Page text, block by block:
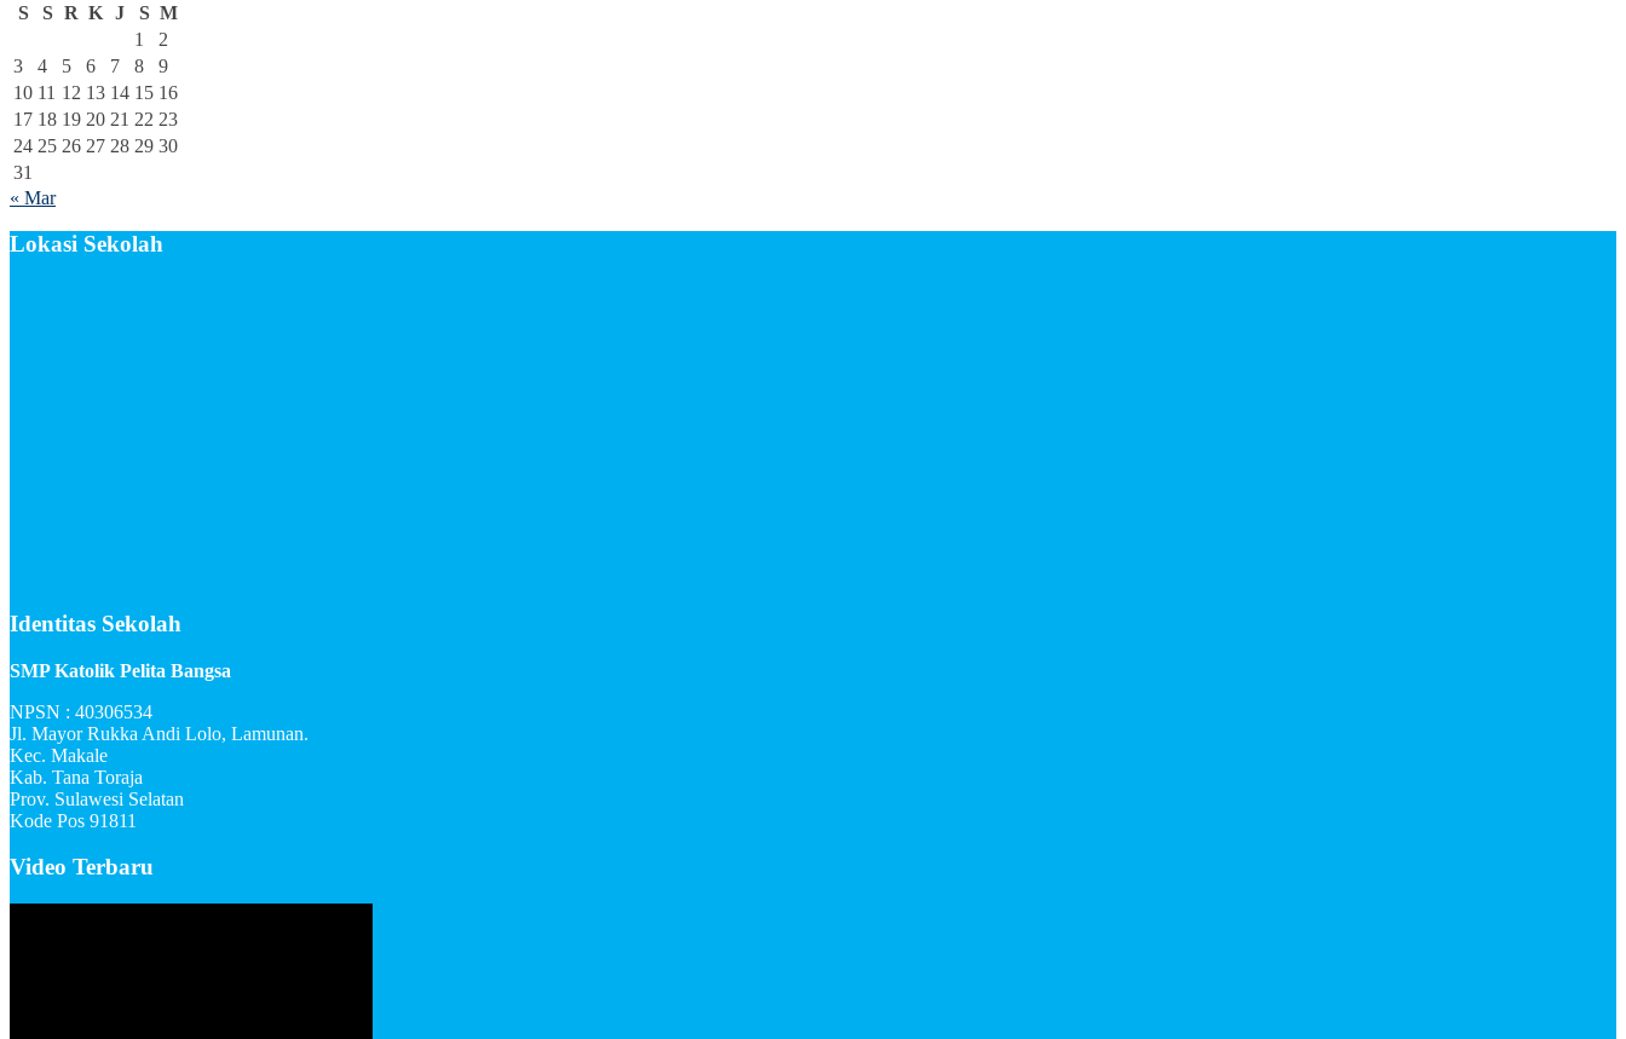
S
S R K J S M
1
2
3
4 5 6 7 8
9
10 11 12 13 14 15 16
17 18 19 20 21 22 23
24 25 26 27 28 29 30
31
« Mar
Lokasi Sekolah
Identitas Sekolah
SMP Katolik Pelita Bangsa
NPSN : 40306534
Jl. Mayor Rukka Andi Lolo, Lamunan.
Kec. Makale
Kab. Tana Toraja
Prov. Sulawesi Selatan
Kode Pos 91811
Video Terbaru